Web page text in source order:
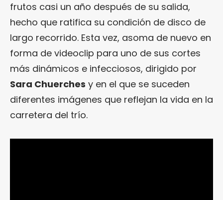
frutos casi un año después de su salida,
hecho que ratifica su condición de disco de
largo recorrido. Esta vez, asoma de nuevo en
forma de videoclip para uno de sus cortes
más dinámicos e infecciosos, dirigido por
Sara Chuerches y en el que se suceden
diferentes imágenes que reflejan la vida en la
carretera del trío.